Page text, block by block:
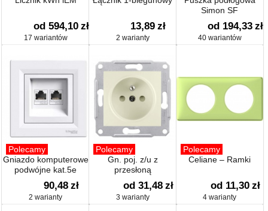
od 594,10 zł
17 wariantów
13,89 zł
2 warianty
Simon SF
od 194,33 zł
40 wariantów
Polecamy
Gniazdo komputerowe
podwójne kat.5e
90,48 zł
2 warianty
Polecamy
Gn. poj. z/u z
przesłoną
od 31,48 zł
3 warianty
Polecamy
Celiane – Ramki
od 11,30 zł
4 warianty